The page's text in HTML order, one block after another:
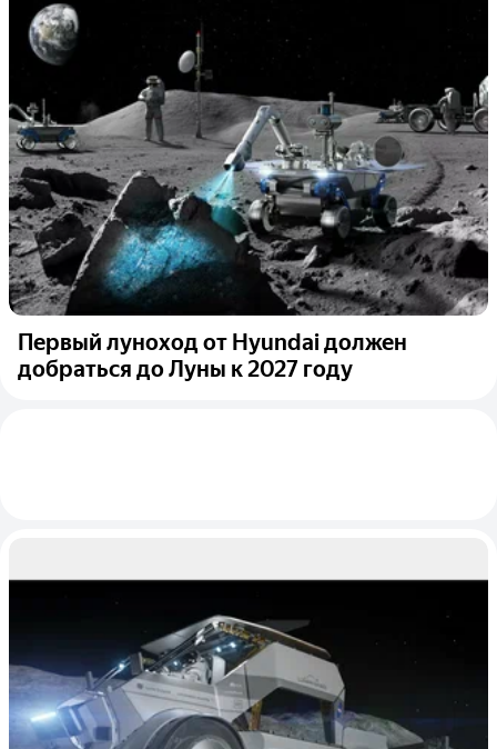
Первый луноход от Hyundai должен
добраться до Луны к 2027 году